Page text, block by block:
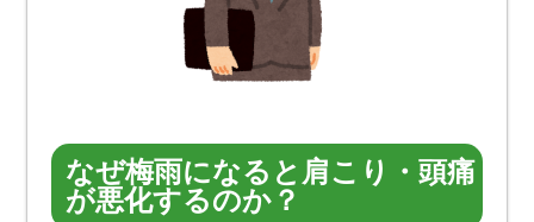
なぜ梅雨になると肩こり・頭痛
が悪化するのか？